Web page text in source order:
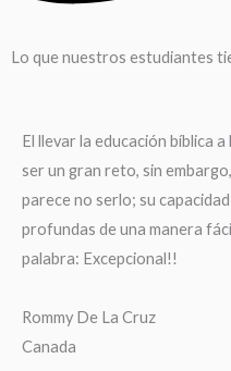
Lo que nuestros estudiantes
El llevar la educación bíblica
ser un gran reto, sin
parece no serlo; su
profundas de una manera
palabra: Excepcional!!
Rommy De La Cruz
Canada